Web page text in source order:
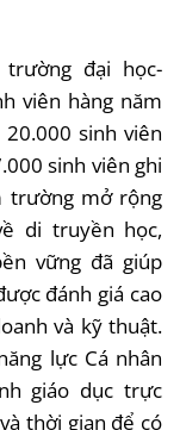
trường đại học-
viên hàng năm
20.000 sinh viên
sinh viên ghi
trườngmở rộng
di truyền học,
vững đã giúp
đánh giá cao
và kỹ thuật.
lực Cá nhân
giáo dục trực
và thời gian để có